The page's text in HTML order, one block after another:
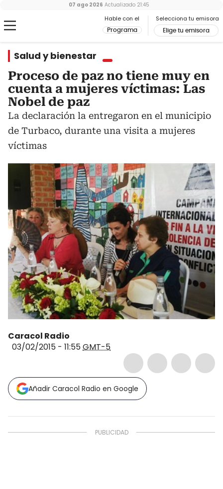
Hable con el
Programa
Selecciona tu emisora
Elige tu emisora
07 ago 2026 Actualizado 21:45
Salud y bienestar
Proceso de paz no tiene muy en
cuenta a mujeres víctimas: Las
Nobel de paz
La declaración la entregaron en el municipio
de Turbaco, durante una visita a mujeres
víctimas
Caracol Radio
03/02/2015 - 11:55GMT-5
Añadir Caracol Radio en Google